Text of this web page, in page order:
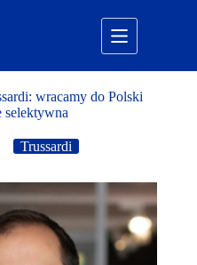
wracamy do Polski
selektywna
Trussardi